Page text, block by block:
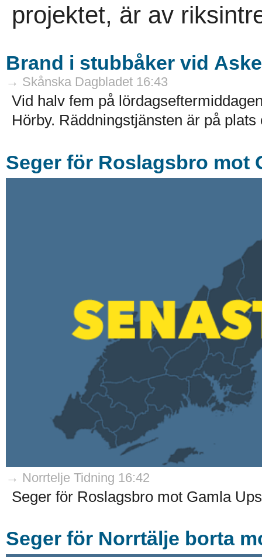
projektet, är av
Brand i stubbåker vid
→ Skånska Dagbladet 16:43
Vid halv fem på
Hörby. Räddningstjänsten är på
Seger för Roslagsbro mot
→ Norrtelje Tidning 16:42
Seger för Roslagsbro mot Gamla
Seger för Norrtälje borta